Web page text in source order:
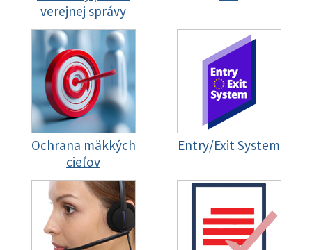
verejnej správy
Ochrana mäkkých
cieľov
Entry/Exit System